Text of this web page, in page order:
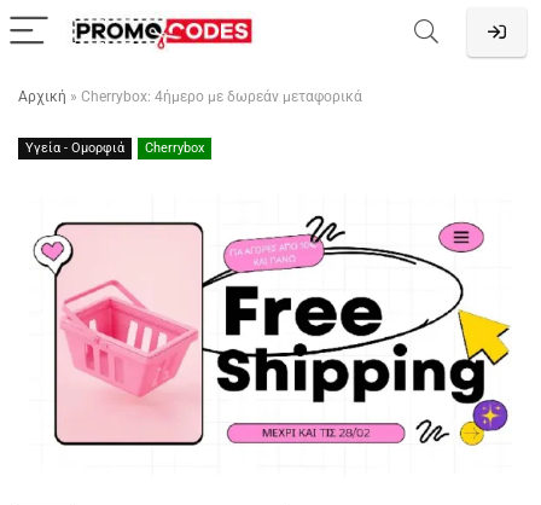
Αρχική » Cherrybox: 4ήμερο με δωρεάν μεταφορικά
Υγεία - Ομορφιά Cherrybox